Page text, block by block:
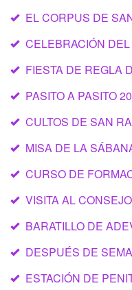
EL CORPUS DE
CELEBRACIÓN
FIESTA DE REGLA
PASITO A PASITO
CULTOS DE SAN
MISA DE LA
CURSO DE
VISITA AL
BARATILLO DE
DESPUÉS DE
ESTACIÓN DE